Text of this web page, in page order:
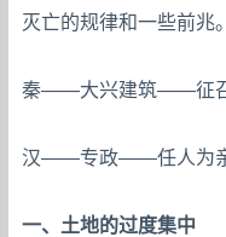
灭亡的规律和一些前兆。
秦——大兴建筑——征
汉——专政——任人
一、土地的过度集中